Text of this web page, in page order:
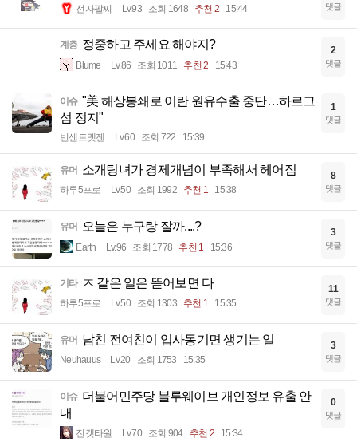
전자팔찌 Lv.93 조회 1648 추천 2 15:44 댓글
계층 정중하고 주세요 해야지?
Blume Lv.86 조회 1011 추천 2 15:43
2
댓글
이슈 "美 해상봉쇄로 이란 원유수출 중단…하르그
섬 정지"
빈센트멧젠 Lv.60 조회 722 15:39
1
댓글
유머 소개팅녀가 경제개념이 부족해서 헤어짐
하루5프로 Lv.50 조회 1992 추천 1 15:38
8
댓글
유머 오늘은 누구랑 잘까....?
Earth Lv.96 조회 1778 추천 1 15:36
3
댓글
기타 ㅈ 같은 일은 뜯어보면 다
하루5프로 Lv.50 조회 1303 추천 1 15:35
11
댓글
유머 남친 전여친이 입사동기면 생기는 일
Neuhauus Lv.20 조회 1753 15:35
3
댓글
이슈 더불어민주당 블루웨이브 개인정보 유출 안
내
진겟타원 Lv.70 조회 904 추천 2 15:34
0
댓글